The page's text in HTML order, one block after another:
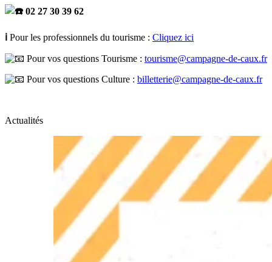
02 27 30 39 62
ℹ️ Pour les professionnels du tourisme : Cliquez ici
Pour vos questions Tourisme : tourisme@campagne-de-caux.fr
Pour vos questions Culture : billetterie@campagne-de-caux.fr
Actualités